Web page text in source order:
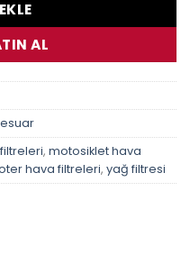
AL
, motosiklet hava
hava filtreleri, yağ filtresi